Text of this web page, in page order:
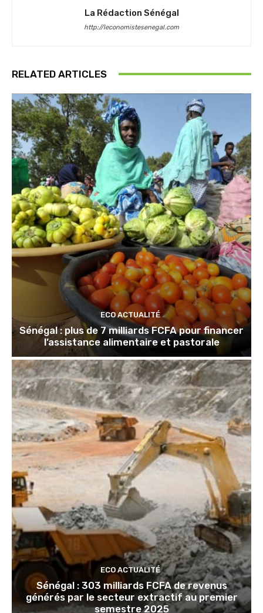
La Rédaction Sénégal
http://leconomistesenegal.com
RELATED ARTICLES
ECO ACTUALITÉ
Sénégal : plus de 7 milliards FCFA pour financer
l’assistance alimentaire et pastorale
ECO ACTUALITÉ
Sénégal : 303 milliards FCFA de revenus
générés par le secteur extractif au premier
semestre 2025